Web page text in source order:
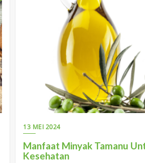
13 MEI 2024
Manfaat Minyak Tamanu
Kesehatan